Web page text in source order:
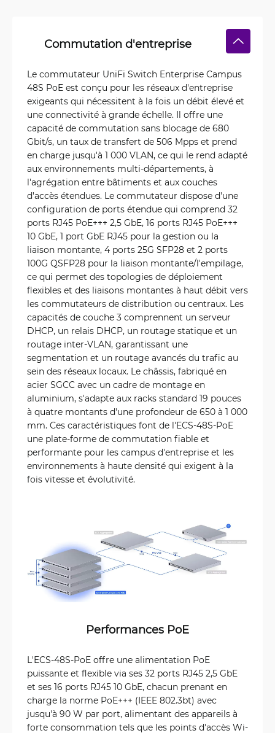
Commutation d'entreprise
Le commutateur UniFi Switch Enterprise Campus
48S PoE est conçu pour les réseaux d'entreprise
exigeants qui nécessitent à la fois un débit élevé et
une connectivité à grande échelle. Il offre une
capacité de commutation sans blocage de 680
Gbit/s, un taux de transfert de 506 Mpps et prend
en charge jusqu'à 1 000 VLAN, ce qui le rend adapté
aux environnements multi-départements, à
l'agrégation entre bâtiments et aux couches
d'accès étendues. Le commutateur dispose d'une
configuration de ports étendue qui comprend 32
ports RJ45 PoE+++ 2,5 GbE, 16 ports RJ45 PoE+++
10 GbE, 1 port GbE RJ45 pour la gestion ou la
liaison montante, 4 ports 25G SFP28 et 2 ports
100G QSFP28 pour la liaison montante/l'empilage,
ce qui permet des topologies de déploiement
flexibles et des liaisons montantes à haut débit vers
les commutateurs de distribution ou centraux. Les
capacités de couche 3 comprennent un serveur
DHCP, un relais DHCP, un routage statique et un
routage inter-VLAN, garantissant une
segmentation et un routage avancés du trafic au
sein des réseaux locaux. Le châssis, fabriqué en
acier SGCC avec un cadre de montage en
aluminium, s'adapte aux racks standard 19 pouces
à quatre montants d'une profondeur de 650 à 1 000
mm. Ces caractéristiques font de l'ECS-48S-PoE
une plate-forme de commutation fiable et
performante pour les campus d'entreprise et les
environnements à haute densité qui exigent à la
fois vitesse et évolutivité.
Performances PoE
L'ECS-48S-PoE offre une alimentation PoE
puissante et flexible via ses 32 ports RJ45 2,5 GbE
et ses 16 ports RJ45 10 GbE, chacun prenant en
charge la norme PoE+++ (IEEE 802.3bt) avec
jusqu'à 90 W par port, alimentant des appareils à
forte consommation tels que les points d'accès Wi-